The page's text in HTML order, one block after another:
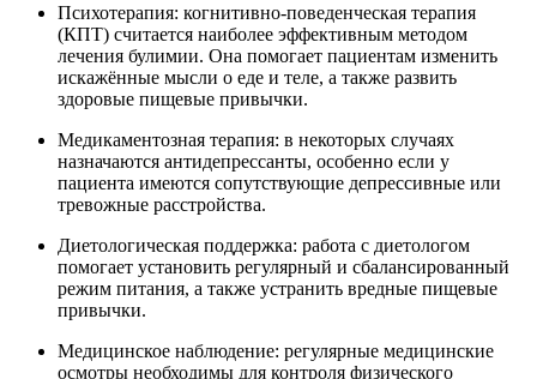
Психотерапия: когнитивно-поведенческая терапия
(КПТ) считается наиболее эффективным методом
лечения булимии. Она помогает пациентам изменить
искажённые мысли о еде и теле, а также развить
здоровые пищевые привычки.
Медикаментозная терапия: в некоторых случаях
назначаются антидепрессанты, особенно если у
пациента имеются сопутствующие депрессивные или
тревожные расстройства.
Диетологическая поддержка: работа с диетологом
помогает установить регулярный и сбалансированный
режим питания, а также устранить вредные пищевые
привычки.
Медицинское наблюдение: регулярные медицинские
осмотры необходимы для контроля физического